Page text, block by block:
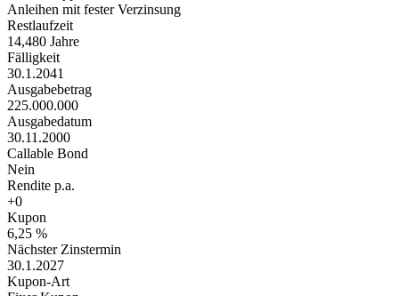
Anleihen mit fester Verzinsung
Restlaufzeit
14,480 Jahre
Fälligkeit
30.1.2041
Ausgabebetrag
225.000.000
Ausgabedatum
30.11.2000
Callable Bond
Nein
Rendite p.a.
+0
Kupon
6,25 %
Nächster Zinstermin
30.1.2027
Kupon-Art